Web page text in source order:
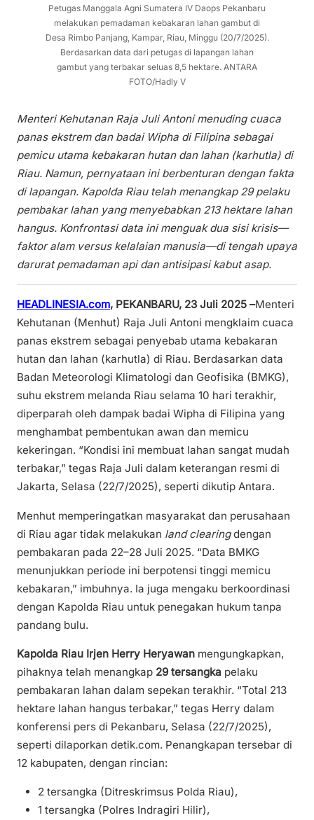
Petugas Manggala Agni Sumatera IV Daops Pekanbaru
melakukan pemadaman kebakaran lahan gambut di
Desa Rimbo Panjang, Kampar, Riau, Minggu (20/7/2025).
Berdasarkan data dari petugas di lapangan lahan
gambut yang terbakar seluas 8,5 hektare. ANTARA
FOTO/Hadly V
Menteri Kehutanan Raja Juli Antoni menuding cuaca
panas ekstrem dan badai Wipha di Filipina sebagai
pemicu utama kebakaran hutan dan lahan (karhutla) di
Riau. Namun, pernyataan ini berbenturan dengan fakta
di lapangan. Kapolda Riau telah menangkap 29 pelaku
pembakar lahan yang menyebabkan 213 hektare lahan
hangus. Konfrontasi data ini menguak dua sisi krisis—
faktor alam versus kelalaian manusia—di tengah upaya
darurat pemadaman api dan antisipasi kabut asap.
HEADLINESIA.com, PEKANBARU, 23 Juli 2025 –Menteri
Kehutanan (Menhut) Raja Juli Antoni mengklaim cuaca
panas ekstrem sebagai penyebab utama kebakaran
hutan dan lahan (karhutla) di Riau. Berdasarkan data
Badan Meteorologi Klimatologi dan Geofisika (BMKG),
suhu ekstrem melanda Riau selama 10 hari terakhir,
diperparah oleh dampak badai Wipha di Filipina yang
menghambat pembentukan awan dan memicu
kekeringan. “Kondisi ini membuat lahan sangat mudah
terbakar,” tegas Raja Juli dalam keterangan resmi di
Jakarta, Selasa (22/7/2025), seperti dikutip Antara.
Menhut memperingatkan masyarakat dan perusahaan
di Riau agar tidak melakukan land clearingdengan
pembakaran pada 22–28 Juli 2025. “Data BMKG
menunjukkan periode ini berpotensi tinggi memicu
kebakaran,” imbuhnya. Ia juga mengaku berkoordinasi
dengan Kapolda Riau untuk penegakan hukum tanpa
pandang bulu.
Kapolda Riau Irjen Herry Heryawan mengungkapkan,
pihaknya telah menangkap 29 tersangka pelaku
pembakaran lahan dalam sepekan terakhir. “Total 213
hektare lahan hangus terbakar,” tegas Herry dalam
konferensi pers di Pekanbaru, Selasa (22/7/2025),
seperti dilaporkan detik.com. Penangkapan tersebar di
12 kabupaten, dengan rincian:
2 tersangka (Ditreskrimsus Polda Riau),
1 tersangka (Polres Indragiri Hilir),